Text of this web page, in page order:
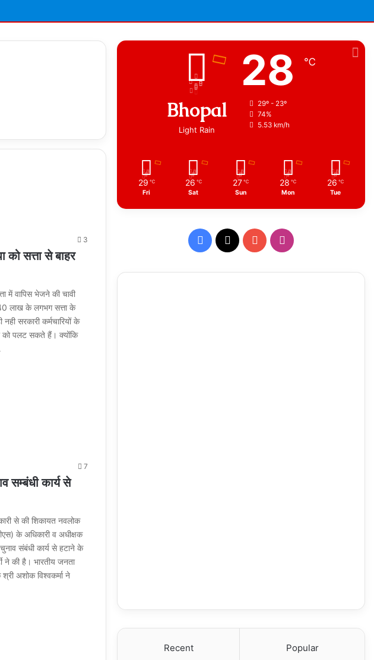
3
सत्ता से बाहर
में वापिस भेजने की चावी
लाख के लगभग सत्ता के
सरकारी कर्मचारियों के
को पलट सकते हैं। क्योंकि
7
सम्बंधी कार्य से
से की शिकायत नवलोक
के अधिकारी व अधीक्षक
संबंधी कार्य से हटाने के
ने की है। भारतीय जनता
अशोक विश्वकर्मा ने
Bhopal
Light Rain
28 ℃
29º - 23º
74%
5.53 km/h
29 ℃
Fri
26 ℃
Sat
27 ℃
Sun
28 ℃
Mon
26 ℃
Tue
Facebook
X YouTubeInstagram
Recent Popular